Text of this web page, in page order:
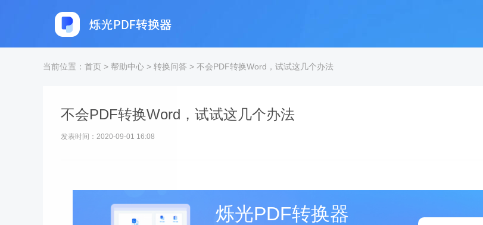
当前位置： 首页 > 帮助中心 > 转换问答 > 不会PDF转换Word，试试这几个办法
不会PDF转换Word，试试这几个办法
发表时间：2020-09-01 16:08
烁光PDF转换器